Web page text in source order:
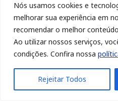
Nós usamos cookies e
melhorar sua experiência em
recomendar o melhor
Ao utilizar nossos serviços,
condições. Confira nossa
Rejeitar Todos